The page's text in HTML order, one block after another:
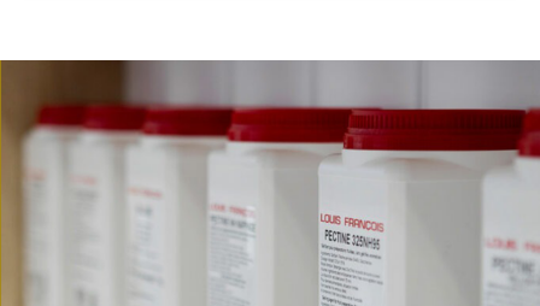
Propriétés :sucrant
Poids : 1 kg
Ingrédients : fructose
Label/Régime : compatible halal, végétarien, végétalien,
certifié casher
Usages : biscuits, pâtisserie, desserts lactés, boissons,
chocolaterie, confiserie...
Conditionnement : poudre en pot refermable